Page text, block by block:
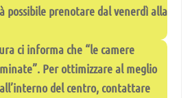
possibile prenotare dal venerdì alla
ci informa che “le camere
Per ottimizzare al meglio
del centro, contattare